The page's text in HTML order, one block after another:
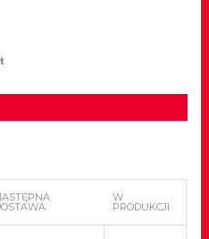
W
PRODUKCJI